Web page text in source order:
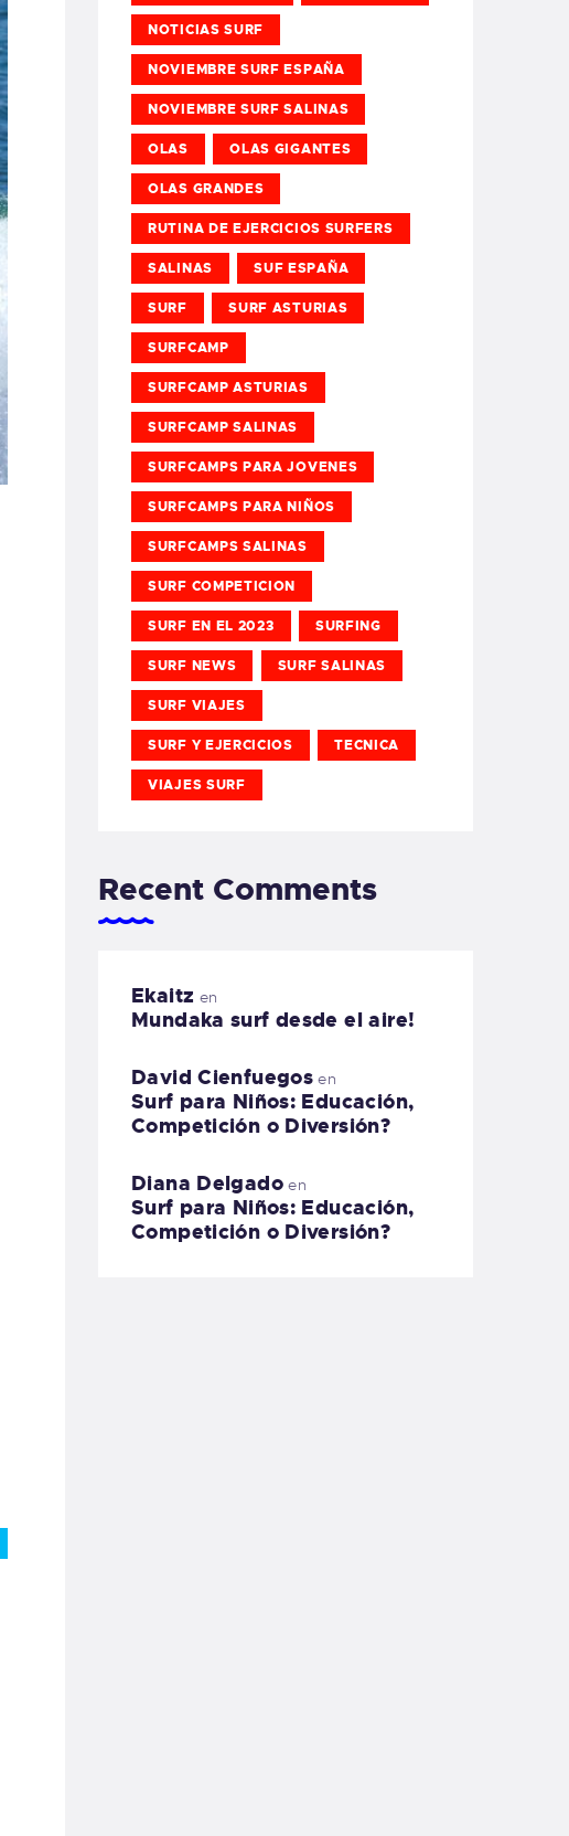
NOTICIAS SURF
NOVIEMBRE SURF ESPAÑA
NOVIEMBRE SURF SALINAS
OLAS OLAS GIGANTES
OLAS GRANDES
RUTINA DE EJERCICIOS SURFERS
SALINAS SUF ESPAÑA
SURF SURF ASTURIAS
SURFCAMP
SURFCAMP ASTURIAS
SURFCAMP SALINAS
SURFCAMPS PARA JOVENES
SURFCAMPS PARA NIÑOS
SURFCAMPS SALINAS
SURF COMPETICION
SURF EN EL 2023 SURFING
SURF NEWS SURF SALINAS
SURF VIAJES
SURF Y EJERCICIOS TECNICA
VIAJES SURF
Recent Comments
Ekaitz en
Mundaka surf desde el aire!
David Cienfuegos en
Surf para Niños: Educación,
Competición o Diversión?
Diana Delgadoen
Surf para Niños: Educación,
Competición o Diversión?